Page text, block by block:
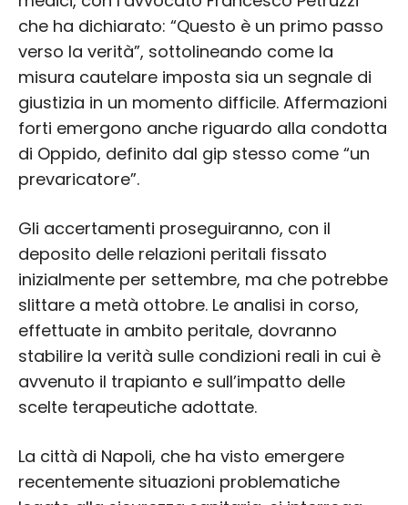
che ha dichiarato: “Questo è un primo passo
verso la verità”, sottolineando come la
misura cautelare imposta sia un segnale di
giustizia in un momento difficile. Affermazioni
forti emergono anche riguardo alla condotta
di Oppido, definito dal gip stesso come “un
prevaricatore”.
Gli accertamenti proseguiranno, con il
deposito delle relazioni peritali fissato
inizialmente per settembre, ma che potrebbe
slittare a metà ottobre. Le analisi in corso,
effettuate in ambito peritale, dovranno
stabilire la verità sulle condizioni reali in cui è
avvenuto il trapianto e sull’impatto delle
scelte terapeutiche adottate.
La città di Napoli, che ha visto emergere
recentemente situazioni problematiche